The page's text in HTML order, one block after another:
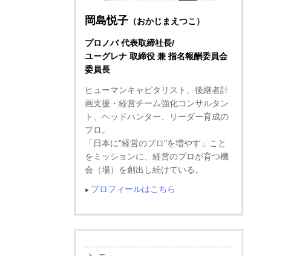
岡島悦子 （おかじまえつこ）
プロノバ 代表取締社長/
ユーグレナ 取締役 兼 指名報酬委員会
委員長
ヒューマンキャピタリスト、後継者計
画支援・経営チーム強化コンサルタン
ト、ヘッドハンター、リーダー育成の
プロ。
「日本に"経営のプロ"を増やす」こと
をミッションに、経営のプロが育つ機
会（場）を創出し続けている。
▶︎ プロフィールはこちら